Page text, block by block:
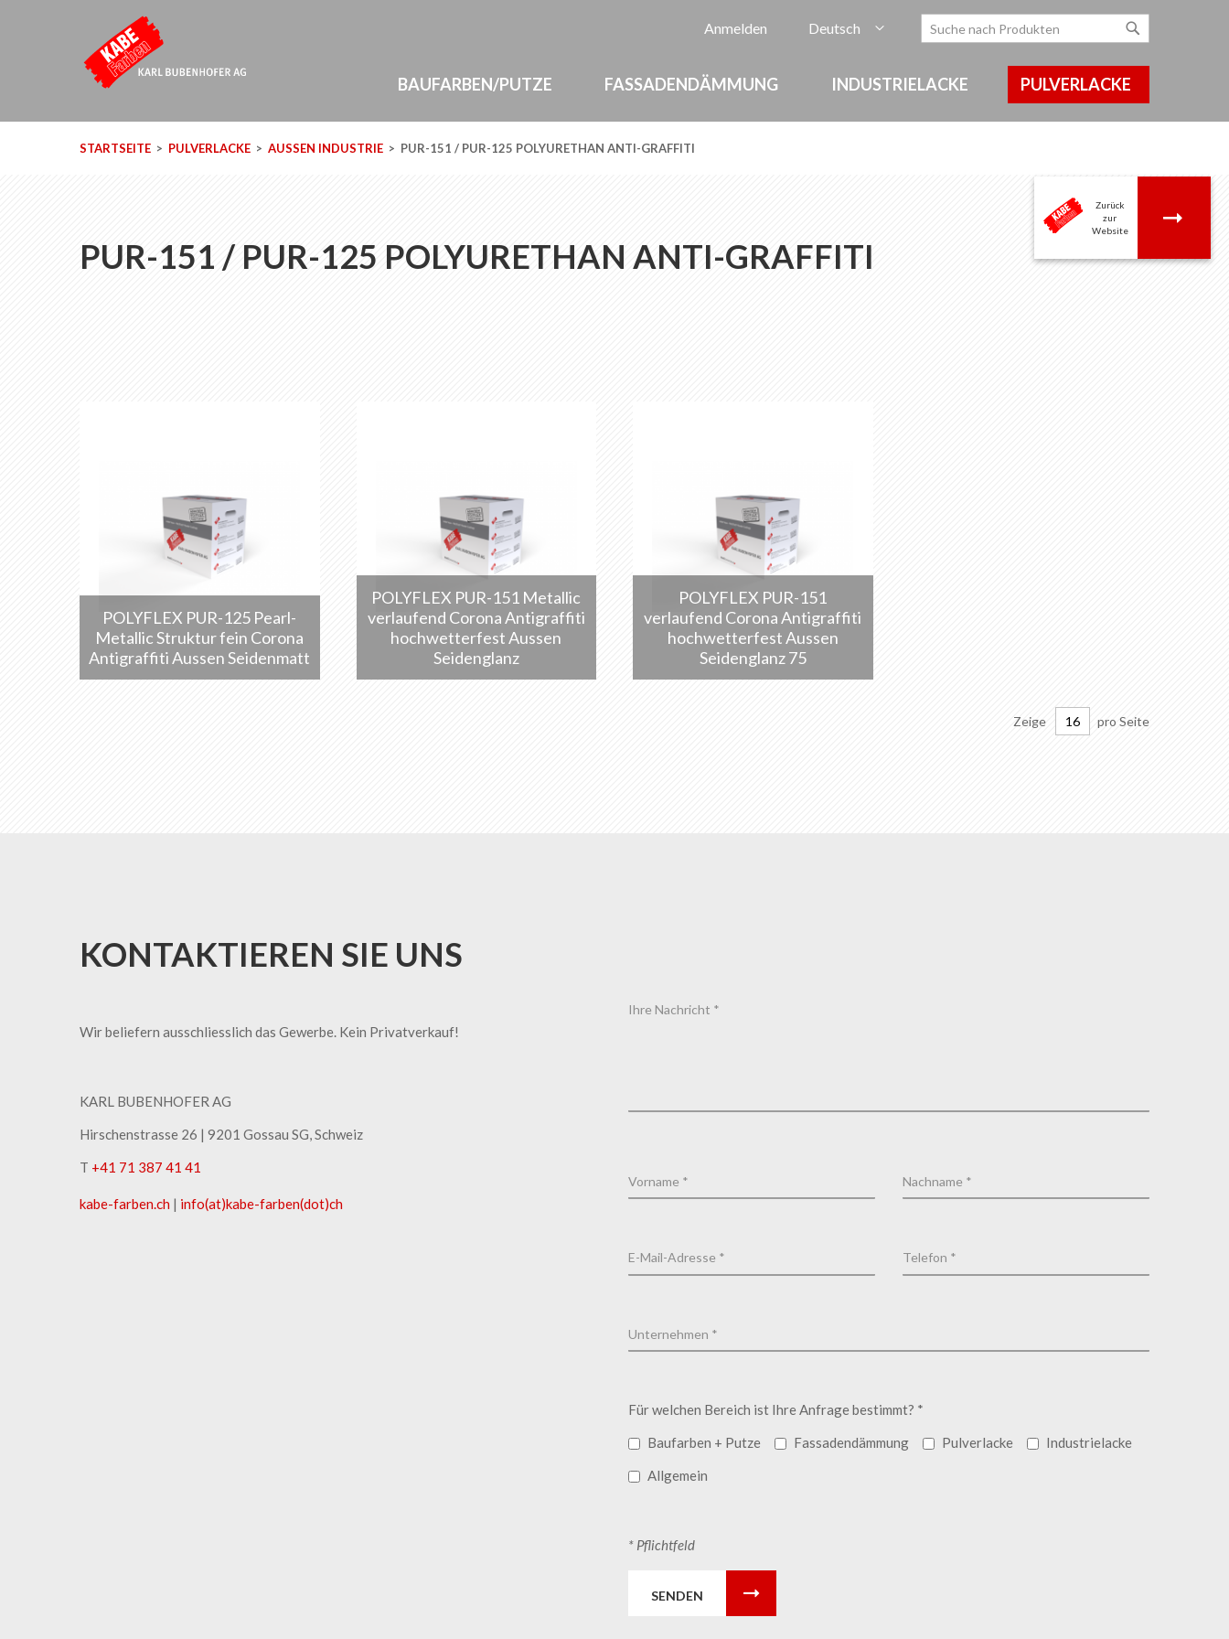
Anmelden
Deutsch
Search
Zurück
zur
Website
BAUFARBEN/PUTZE FASSADENDÄMMUNG INDUSTRIELACKE PULVERLACKE
STARTSEITE PULVERLACKE AUSSEN INDUSTRIE PUR-151 / PUR-125 POLYURETHAN ANTI-GRAFFITI
PUR-151 / PUR-125 POLYURETHAN ANTI-GRAFFITI
POLYFLEX PUR-125 Pearl-
Metallic Struktur fein Corona
Antigraffiti Aussen Seidenmatt
POLYFLEX PUR-151 Metallic
verlaufend Corona Antigraffiti
hochwetterfest Aussen
Seidenglanz
POLYFLEX PUR-151
verlaufend Corona Antigraffiti
hochwetterfest Aussen
Seidenglanz 75
Zeige pro Seite
KONTAKTIEREN SIE UNS
Wir beliefern ausschliesslich das Gewerbe. Kein Privatverkauf!
KARL BUBENHOFER AG
Hirschenstrasse 26 | ​9201 Gossau SG, Schweiz
T +41 71 387 41 41
kabe-​farben.ch | info(at)kabe-​farben(dot)ch
Für welchen Bereich ist Ihre Anfrage bestimmt? *
Baufarben + Putze
Fassadendämmung Pulverlacke
Industrielacke
Allgemein
* Pflichtfeld
SENDEN